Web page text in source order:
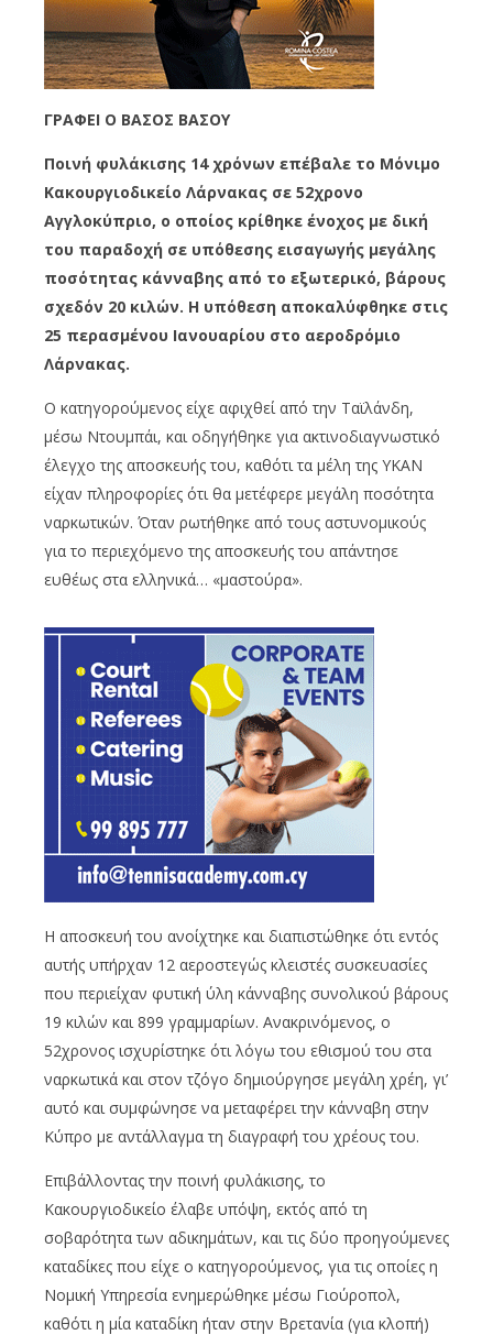
ΓΡΑΦΕΙ Ο ΒΑΣΟΣ ΒΑΣΟΥ
Ποινή φυλάκισης 14 χρόνων επέβαλε το Μόνιμο
Κακουργιοδικείο Λάρνακας σε 52χρονο
Αγγλοκύπριο, ο οποίος κρίθηκε ένοχος με δική
του παραδοχή σε υπόθεσης εισαγωγής μεγάλης
ποσότητας κάνναβης από το εξωτερικό, βάρους
σχεδόν 20 κιλών. Η υπόθεση αποκαλύφθηκε στις
25 περασμένου Ιανουαρίου στο αεροδρόμιο
Λάρνακας.
Ο κατηγορούμενος είχε αφιχθεί από την Ταϊλάνδη,
μέσω Ντουμπάι, και οδηγήθηκε για ακτινοδιαγνωστικό
έλεγχο της αποσκευής του, καθότι τα μέλη της ΥΚΑΝ
είχαν πληροφορίες ότι θα μετέφερε μεγάλη ποσότητα
ναρκωτικών. Όταν ρωτήθηκε από τους αστυνομικούς
για το περιεχόμενο της αποσκευής του απάντησε
ευθέως στα ελληνικά… «μαστούρα».
Η αποσκευή του ανοίχτηκε και διαπιστώθηκε ότι εντός
αυτής υπήρχαν 12 αεροστεγώς κλειστές συσκευασίες
που περιείχαν φυτική ύλη κάνναβης συνολικού βάρους
19 κιλών και 899 γραμμαρίων. Ανακρινόμενος, ο
52χρονος ισχυρίστηκε ότι λόγω του εθισμού του στα
ναρκωτικά και στον τζόγο δημιούργησε μεγάλη χρέη, γι’
αυτό και συμφώνησε να μεταφέρει την κάνναβη στην
Κύπρο με αντάλλαγμα τη διαγραφή του χρέους του.
Επιβάλλοντας την ποινή φυλάκισης, το
Κακουργιοδικείο έλαβε υπόψη, εκτός από τη
σοβαρότητα των αδικημάτων, και τις δύο προηγούμενες
καταδίκες που είχε ο κατηγορούμενος, για τις οποίες η
Νομική Υπηρεσία ενημερώθηκε μέσω Γιούροπολ,
καθότι η μία καταδίκη ήταν στην Βρετανία (για κλοπή)